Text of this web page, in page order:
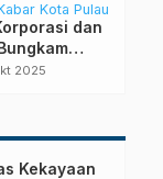
Kota Pulau
dan
Warga
2025
Kekayaan